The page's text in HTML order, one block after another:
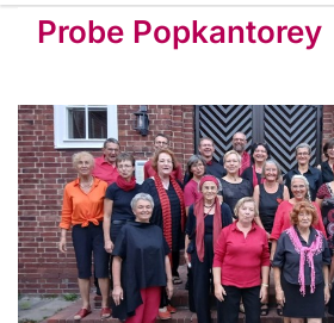
Probe Popkantorey